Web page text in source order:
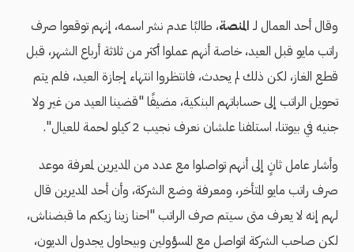
وقال أحد العمال لـ المنصة، طالبًا عدم نشر اسمه، إنهم توقعوا صرف
راتب مايو قبل العيد، خاصة أنهم عملوا أكثر من ثلاثة أرباع الشهر، قبل
قطع الغاز، لكن ذلك لم يحدث، فانتظروا انتهاء إجازة العيد، فلم يتم
تحويل الراتب إلى حساباتهم البنكية، مضيفًا "قضينا العيد من غير ولا
جنيه في بيوتنا، استلفنا علشان نعرف نجيب 2 كيلو لحمة للعيال".
وأشار عامل ثانٍ إلى أنهم تواصلوا مع عدد من المديرين لمعرفة موعد
صرف راتب مايو المتأخر، ومعرفة وضع الشركة، وأن أحد المديرين قال
لهم إنه لا يعرف متى سيتم صرف الراتب "احنا زينا زيكم ما قبضناش،
لكن صاحب الشركة اتواصل مع المسؤولين وبيحاول يجدول الديون،